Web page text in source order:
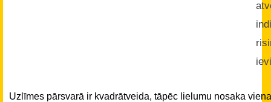
Uzlīmes pārsvarā ir kvadrātveida, tāpēc lielumu nosaka